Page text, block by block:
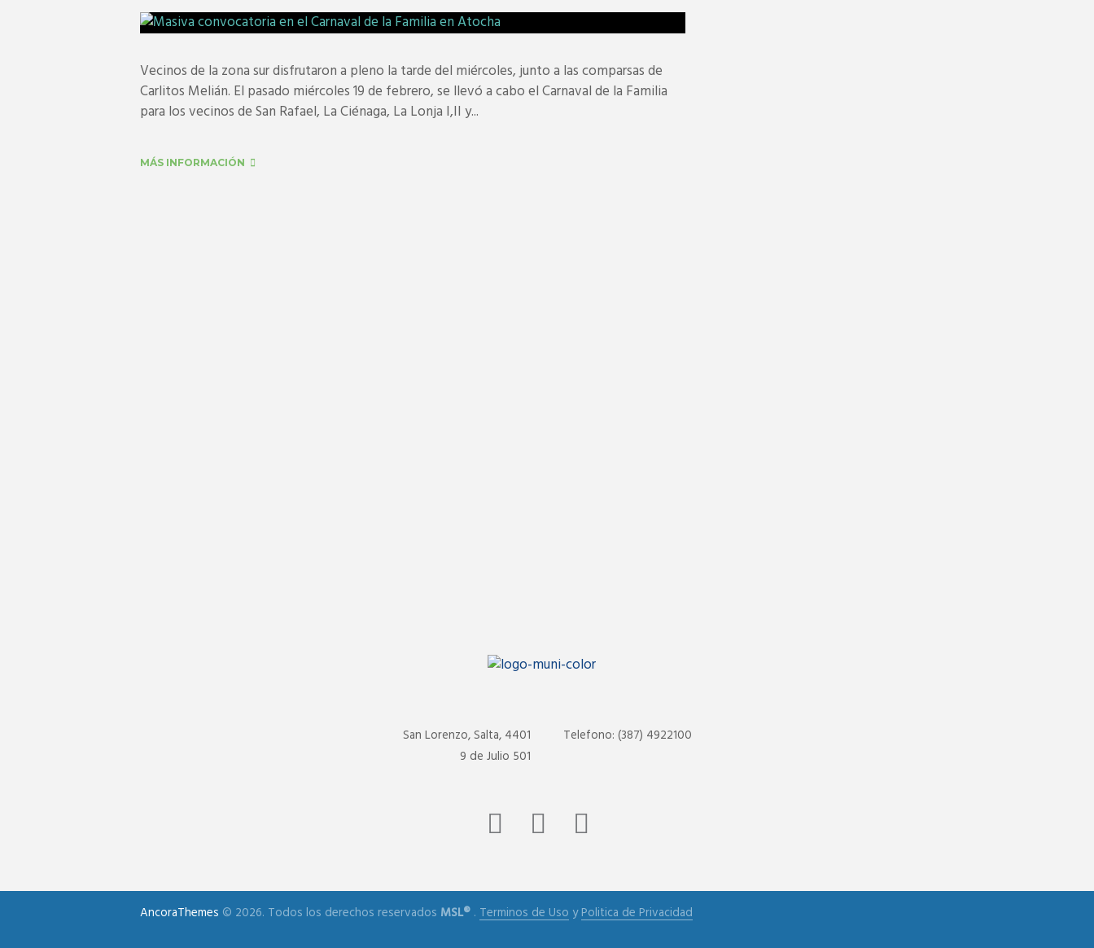
Vecinos de la zona sur disfrutaron a pleno la tarde del miércoles, junto a las comparsas de
Carlitos Melián. El pasado miércoles 19 de febrero, se llevó a cabo el Carnaval de la Familia
para los vecinos de San Rafael, La Ciénaga, La Lonja I,II y...
MÁS INFORMACIÓN
Telefono: (387) 4922100
San Lorenzo, Salta, 4401
9 de Julio 501
AncoraThemes © 2026. Todos los derechos reservados MSL® . Terminos de Uso yPolitica de Privacidad